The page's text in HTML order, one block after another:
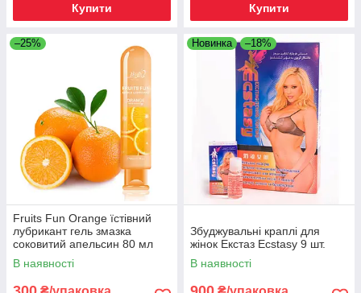
Купити Купити
–25%
Fruits Fun Orange їстівний
лубрикант гель змазка
соковитий апельсин 80 мл
В наявності
Новинка –18%
Збуджувальні краплі для
жінок Екстаз Ecstasy 9 шт.
В наявності